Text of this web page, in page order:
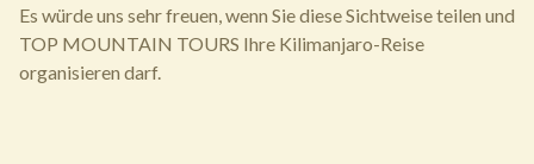
Es würde uns sehr freuen, wenn Sie diese Sichtweise teilen und
TOP MOUNTAIN TOURS Ihre Kilimanjaro-Reise
organisieren darf.